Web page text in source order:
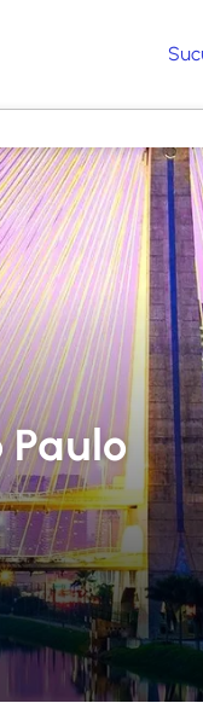
Paulo